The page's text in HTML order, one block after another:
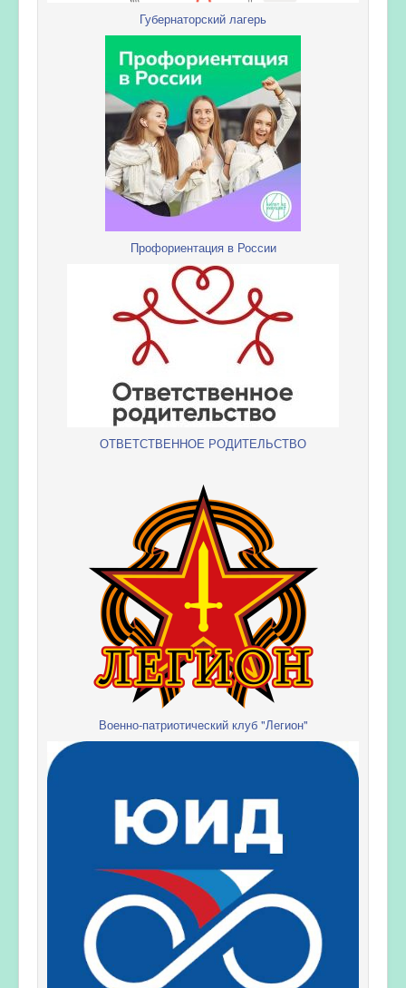
Губернаторский лагерь
Профориентация в России
ОТВЕТСТВЕННОЕ РОДИТЕЛЬСТВО
Военно-патриотический клуб "Легион"